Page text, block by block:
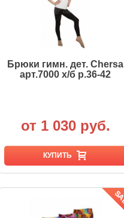
Брюки гимн. дет. Chersa
арт.7000 х/б р.36-42
от 1 030 руб.
КУПИТЬ